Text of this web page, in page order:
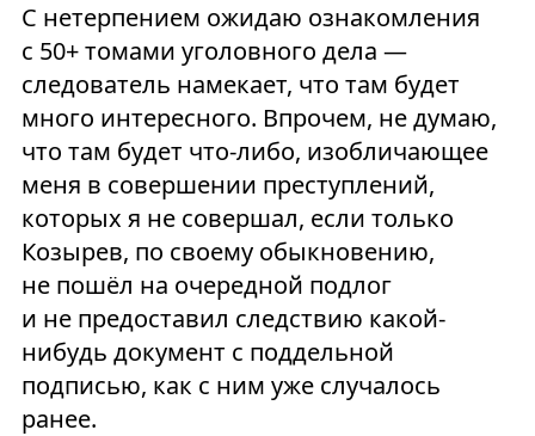
С нетерпением ожидаю ознакомления
с 50+ томами уголовного дела —
следователь намекает, что там будет
много интересного. Впрочем, не думаю,
что там будет что-либо, изобличающее
меня в совершении преступлений,
которых я не совершал, если только
Козырев, по своему обыкновению,
не пошёл на очередной подлог
и не предоставил следствию какой-
нибудь документ с поддельной
подписью, как с ним уже случалось
ранее.